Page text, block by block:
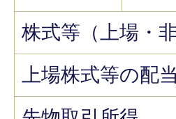
株式等（上場・
上場株式等の配